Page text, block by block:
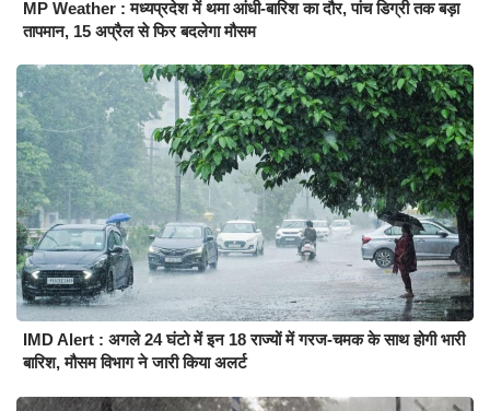
MP Weather : मध्यप्रदेश में थमा आंधी-बारिश का दौर, पांच डिग्री तक बड़ा
तापमान, 15 अप्रैल से फिर बदलेगा मौसम
IMD Alert : अगले 24 घंटो में इन 18 राज्यों में गरज-चमक के साथ होगी भारी
बारिश, मौसम विभाग ने जारी किया अलर्ट